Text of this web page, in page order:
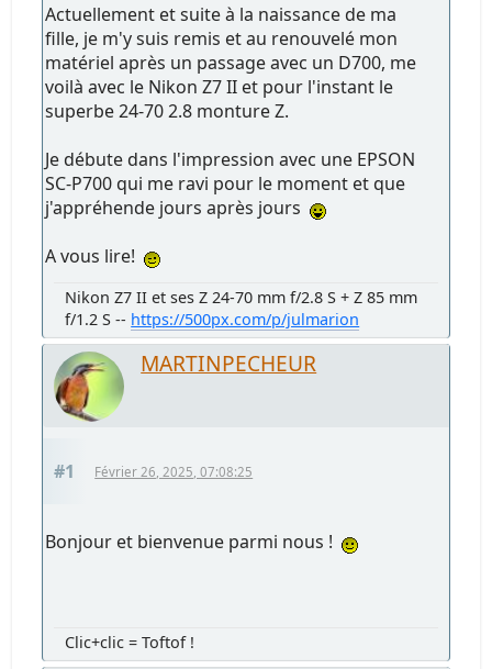
Actuellement et suite à la naissance de ma
fille, je m'y suis remis et au renouvelé mon
matériel après un passage avec un D700, me
voilà avec le Nikon Z7 II et pour l'instant le
superbe 24-70 2.8 monture Z.
Je débute dans l'impression avec une EPSON
SC-P700 qui me ravi pour le moment et que
j'appréhende jours après jours
A vous lire!
Nikon Z7 II et ses Z 24-70 mm f/2.8 S + Z 85 mm
f/1.2 S -- https://500px.com/p/julmarion
MARTINPECHEUR
#1 Février 26, 2025, 07:08:25
Bonjour et bienvenue parmi nous !
Clic+clic = Toftof !